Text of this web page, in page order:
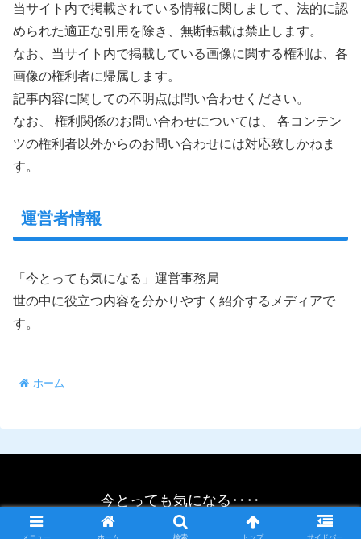
当サイト内で掲載されている情報に関しまして、法的に認
められた適正な引用を除き、無断転載は禁止します。
なお、当サイト内で掲載している画像に関する権利は、各
画像の権利者に帰属します。
記事内容に関しての不明点は問い合わせください。
なお、 権利関係のお問い合わせについては、 各コンテン
ツの権利者以外からのお問い合わせには対応致しかねま
す。
運営者情報
「今とっても気になる」運営事務局
世の中に役立つ内容を分かりやすく紹介するメディアで
す。
ホーム
今とっても気になる‥‥
© 2021 今とっても気になる‥‥.
メニュー ホーム 検索 トップ サイドバー